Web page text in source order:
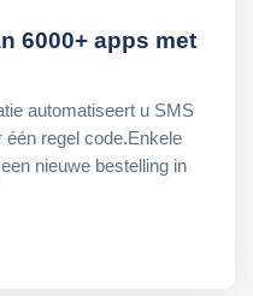
6000+ apps met
automatiseert u SMS
regel code.Enkele
nieuwe bestelling in